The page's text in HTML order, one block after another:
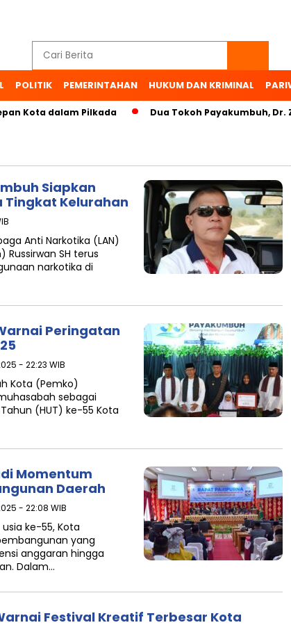
POLITIK PEMERINTAHAN HUKUM DAN KRIMINAL
dalam Pilkada Dua Tokoh Payakumbuh, Dr.
Siapkan
Tingkat Kelurahan
Anti Narkotika (LAN)
Russirwan SH terus
narkotika di
Peringatan
- 22:23 WIB
Kota (Pemko)
sebagai
(HUT) ke-55 Kota
Momentum
Daerah
- 22:08 WIB
ke-55, Kota
yang
anggaran hingga
Dalam…
Festival Kreatif Terbesar Kota